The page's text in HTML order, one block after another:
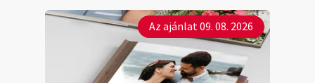
Az ajánlat 09. 08. 2026